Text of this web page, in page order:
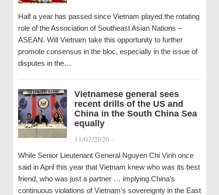
Half a year has passed since Vietnam played the rotating
role of the Association of Southeast Asian Nations –
ASEAN. Will Vietnam take this opportunity to further
promote consensus in the bloc, especially in the issue of
disputes in the…
Vietnamese general sees
recent drills of the US and
China in the South China Sea
equally
11/07/2020 |
While Senior Lieutenant General Nguyen Chi Vinh once
said in April this year that Vietnam knew who was its best
friend, who was just a partner … implying China’s
continuous violations of Vietnam’s sovereignty in the East